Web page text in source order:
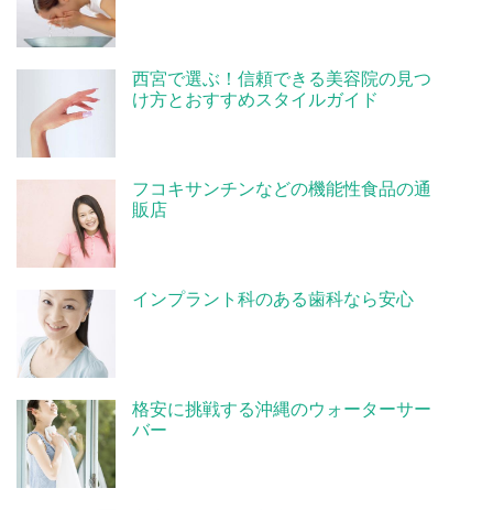
西宮で選ぶ！信頼できる美容院の見つ
け方とおすすめスタイルガイド
フコキサンチンなどの機能性食品の通
販店
インプラント科のある歯科なら安心
格安に挑戦する沖縄のウォーターサー
バー